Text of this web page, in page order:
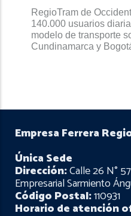
RegioTram de
140.000 usuarios
modelo de transporte
Cundinamarca y
Empresa Ferrera
Única Sede
Dirección:Calle 26 N°
Empresarial Sarmiento
Código Postal:110931
Horario de atención